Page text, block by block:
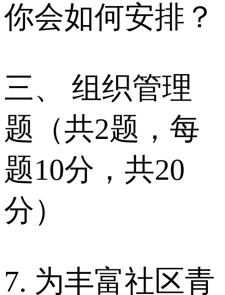
你会如何安排？
三、 组织管理
题（共2题，每
题10分，共20
分）
7. 为丰富社区青